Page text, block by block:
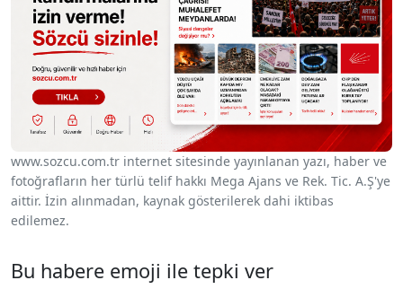
www.sozcu.com.tr internet sitesinde yayınlanan yazı, haber ve
fotoğrafların her türlü telif hakkı Mega Ajans ve Rek. Tic. A.Ş'ye
aittir. İzin alınmadan, kaynak gösterilerek dahi iktibas
edilemez.
Bu habere emoji ile tepki ver